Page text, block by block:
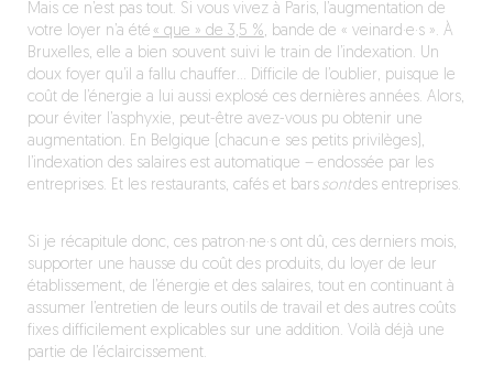
Mais ce n’est pas tout. Si vous vivez à Paris, l’augmentation de
votre loyer n’a été « que » de 3,5 %, bande de « veinard·e·s ». À
Bruxelles, elle a bien souvent suivi le train de l’indexation. Un
doux foyer qu’il a fallu chauffer… Difficile de l’oublier, puisque le
coût de l’énergie a lui aussi explosé ces dernières années. Alors,
pour éviter l’asphyxie, peut-être avez-vous pu obtenir une
augmentation. En Belgique (chacun·e ses petits privilèges),
l’indexation des salaires est automatique – endossée par les
entreprises. Et les restaurants, cafés et bars sontdes entreprises.
Si je récapitule donc, ces patron·ne·s ont dû, ces derniers mois,
supporter une hausse du coût des produits, du loyer de leur
établissement, de l’énergie et des salaires, tout en continuant à
assumer l’entretien de leurs outils de travail et des autres coûts
fixes difficilement explicables sur une addition. Voilà déjà une
partie de l’éclaircissement.